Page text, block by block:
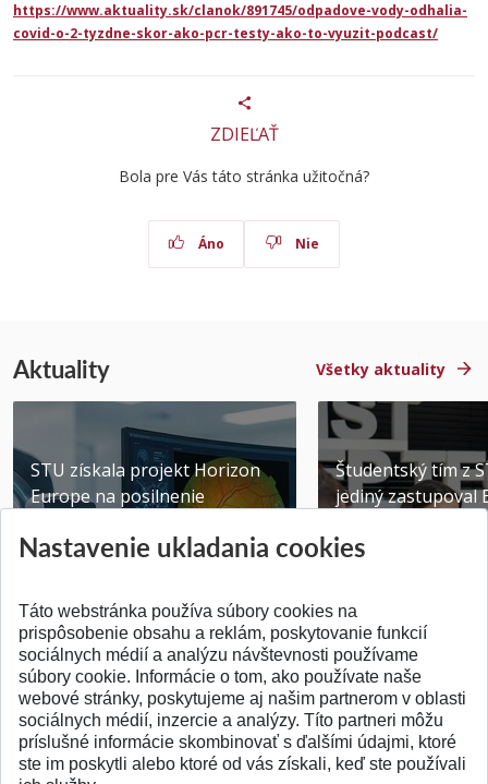
https://www.aktuality.sk/clanok/891745/odpadove-vody-odhalia-
covid-o-2-tyzdne-skor-ako-pcr-testy-ako-to-vyuzit-podcast/
ZDIEĽAŤ
Bola pre Vás táto stránka užitočná?
Áno Nie
Aktuality Všetky aktuality
STU získala projekt Horizon
Europe na posilnenie
Publikované 31.07.2026
Študentský tím z
jediný zastupoval
Publikované
SPÄŤ NA VRCH
Nastavenie ukladania cookies
Táto webstránka používa súbory cookies na
prispôsobenie obsahu a reklám, poskytovanie funkcií
sociálnych médií a analýzu návštevnosti používame
súbory cookie. Informácie o tom, ako používate naše
webové stránky, poskytujeme aj našim partnerom v oblasti
sociálnych médií, inzercie a analýzy. Títo partneri môžu
príslušné informácie skombinovať s ďalšími údajmi, ktoré
ste im poskytli alebo ktoré od vás získali, keď ste používali